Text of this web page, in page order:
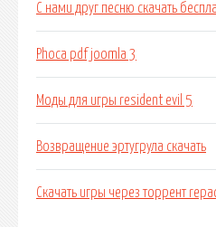
С нами друг песню скачать
Phoca pdf joomla 3
Моды для игры resident evil 5
Возвращение эртугрула скачать
Скачать игры через торрент